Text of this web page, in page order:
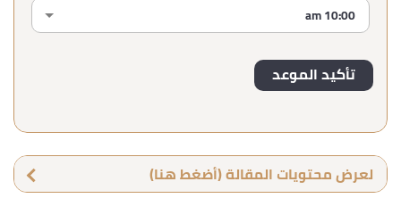
لعرض محتويات المقالة (أضغط هنا)